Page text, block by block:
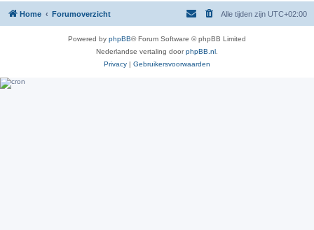
Home Forumoverzicht Alle tijden zijn UTC+02:00
Powered by phpBB® Forum Software © phpBB Limited
Nederlandse vertaling doorphpBB.nl
Privacy | Gebruikersvoorwaarden